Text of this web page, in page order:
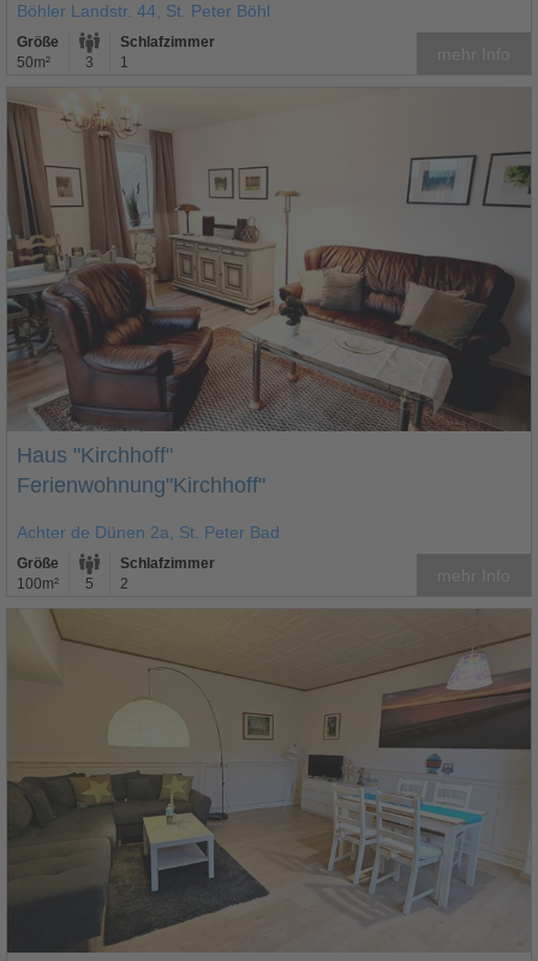
Böhler Landstr. 44, St. Peter Böhl
Größe
50m²
3
Schlafzimmer
1
Haus "Kirchhoff"
Ferienwohnung"Kirchhoff"
Achter de Dünen 2a, St. Peter Bad
Größe
100m²
5
Schlafzimmer
2